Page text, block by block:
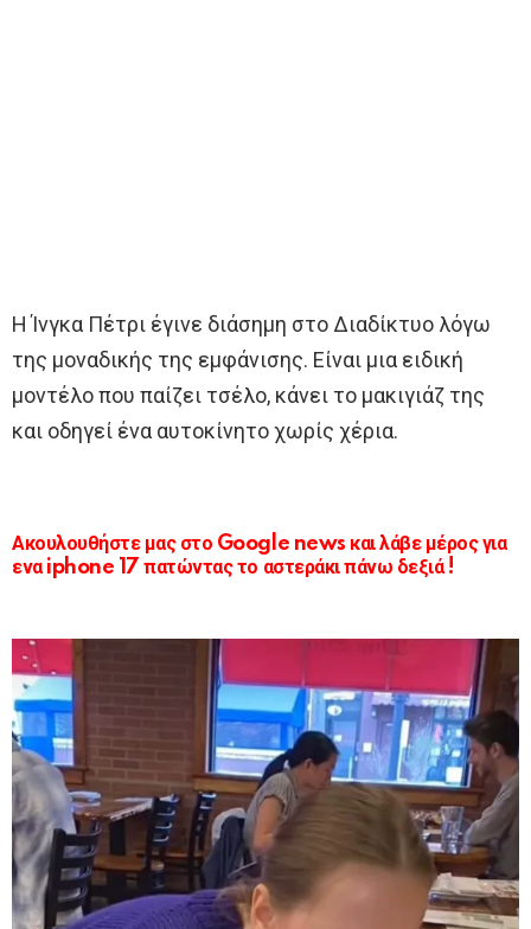
Η Ίνγκα Πέτρι έγινε διάσημη στο Διαδίκτυο λόγω
της μοναδικής της εμφάνισης. Είναι μια ειδική
μοντέλο που παίζει τσέλο, κάνει το μακιγιάζ της
και οδηγεί ένα αυτοκίνητο χωρίς χέρια.
Ακουλουθήστε μας στο Google news και λάβε μέρος για
ενα iphone 17 πατώντας το αστεράκι πάνω δεξιά !